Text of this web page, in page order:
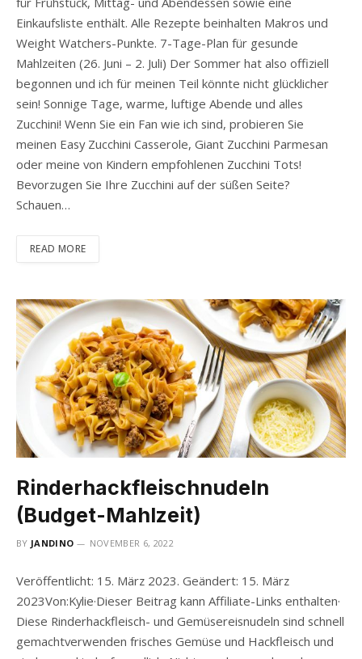
Einkaufsliste enthält. Alle Rezepte beinhalten Makros und
Weight Watchers-Punkte. 7-Tage-Plan für gesunde
Mahlzeiten (26. Juni – 2. Juli) Der Sommer hat also offiziell
begonnen und ich für meinen Teil könnte nicht glücklicher
sein! Sonnige Tage, warme, luftige Abende und alles
Zucchini! Wenn Sie ein Fan wie ich sind, probieren Sie
meinen Easy Zucchini Casserole, Giant Zucchini Parmesan
oder meine von Kindern empfohlenen Zucchini Tots!
Bevorzugen Sie Ihre Zucchini auf der süßen Seite?
Schauen…
READ MORE
Rinderhackfleischnudeln
(Budget-Mahlzeit)
BY JANDINO NOVEMBER 6, 2022
Veröffentlicht: 15. März 2023. Geändert: 15. März
2023Von:Kylie·Dieser Beitrag kann Affiliate-Links enthalten·
Diese Rinderhackfleisch- und Gemüsereisnudeln sind schnell
gemachtverwenden frisches Gemüse und Hackfleisch und